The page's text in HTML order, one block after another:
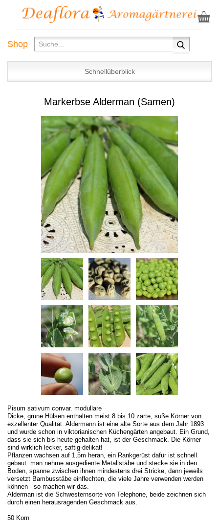
Shop
Schnellüberblick
Markerbse Alderman (Samen)
Pisum sativum convar. modullare
Dicke, grüne Hülsen enthalten meist 8 bis 10 zarte, süße Körner von
exzellenter Qualität. Aldermann ist eine alte Sorte aus dem Jahr 1893
und wurde schon in viktorianischen Küchengärten angebaut. Ein Grund,
dass sie sich bis heute gehalten hat, ist der Geschmack. Die Körner
sind wirklich lecker, saftig-delikat!
Pflanzen wachsen auf 1,5m heran, ein Rankgerüst dafür ist schnell
gebaut: man nehme ausgediente Metallstäbe und stecke sie in den
Boden, spanne zwischen ihnen mindestens drei Stricke, dann jeweils
versetzt Bambusstäbe einflechten, die viele Jahre verwenden werden
können - so machen wir das.
Alderman ist die Schwesternsorte von Telephone, beide zeichnen sich
durch einen herausragenden Geschmack aus.
50 Korn